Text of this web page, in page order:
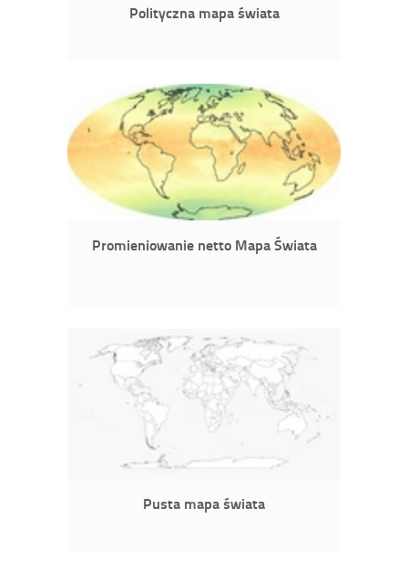
Polityczna mapa świata
Promieniowanie netto Mapa Świata
Pusta mapa świata